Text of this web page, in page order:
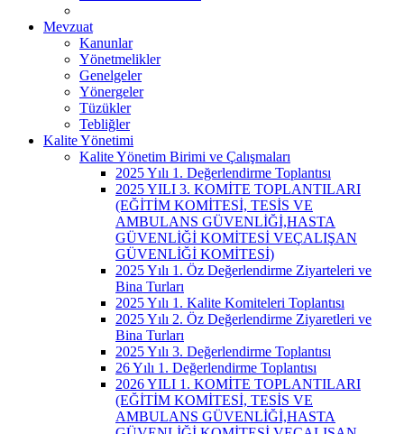
Mevzuat
Kanunlar
Yönetmelikler
Genelgeler
Yönergeler
Tüzükler
Tebliğler
Kalite Yönetimi
Kalite Yönetim Birimi ve Çalışmaları
2025 Yılı 1. Değerlendirme Toplantısı
2025 YILI 3. KOMİTE TOPLANTILARI
(EĞİTİM KOMİTESİ, TESİS VE
AMBULANS GÜVENLİĞİ,HASTA
GÜVENLİĞİ KOMİTESİ VEÇALIŞAN
GÜVENLİĞİ KOMİTESİ)
2025 Yılı 1. Öz Değerlendirme Ziyarteleri ve
Bina Turları
2025 Yılı 1. Kalite Komiteleri Toplantısı
2025 Yılı 2. Öz Değerlendirme Ziyaretleri ve
Bina Turları
2025 Yılı 3. Değerlendirme Toplantısı
26 Yılı 1. Değerlendirme Toplantısı
2026 YILI 1. KOMİTE TOPLANTILARI
(EĞİTİM KOMİTESİ, TESİS VE
AMBULANS GÜVENLİĞİ,HASTA